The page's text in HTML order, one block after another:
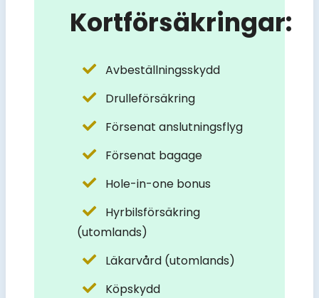
Kortförsäkringar:
Avbeställningsskydd
Drulleförsäkring
Försenat anslutningsflyg
Försenat bagage
Hole-in-one bonus
Hyrbilsförsäkring
(utomlands)
Läkarvård (utomlands)
Köpskydd